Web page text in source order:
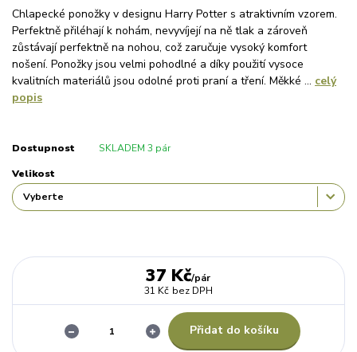
Chlapecké ponožky v designu Harry Potter s atraktivním vzorem.
Perfektně přiléhají k nohám, nevyvíjejí na ně tlak a zároveň
zůstávají perfektně na nohou, což zaručuje vysoký komfort
nošení. Ponožky jsou velmi pohodlné a díky použití vysoce
kvalitních materiálů jsou odolné proti praní a tření. Měkké ... celý
popis
Dostupnost SKLADEM 3 pár
Velikost
37 Kč/pár
31 Kč bez DPH
Přidat do košíku